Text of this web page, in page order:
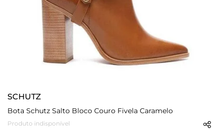
SCHUTZ
Bota Schutz Salto Bloco Couro Fivela Caramelo
Produto indisponível